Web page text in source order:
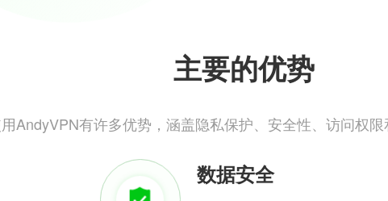
主要的优势
AndyVPN有许多优势，涵盖隐私保护、安全性、访问权
数据安全